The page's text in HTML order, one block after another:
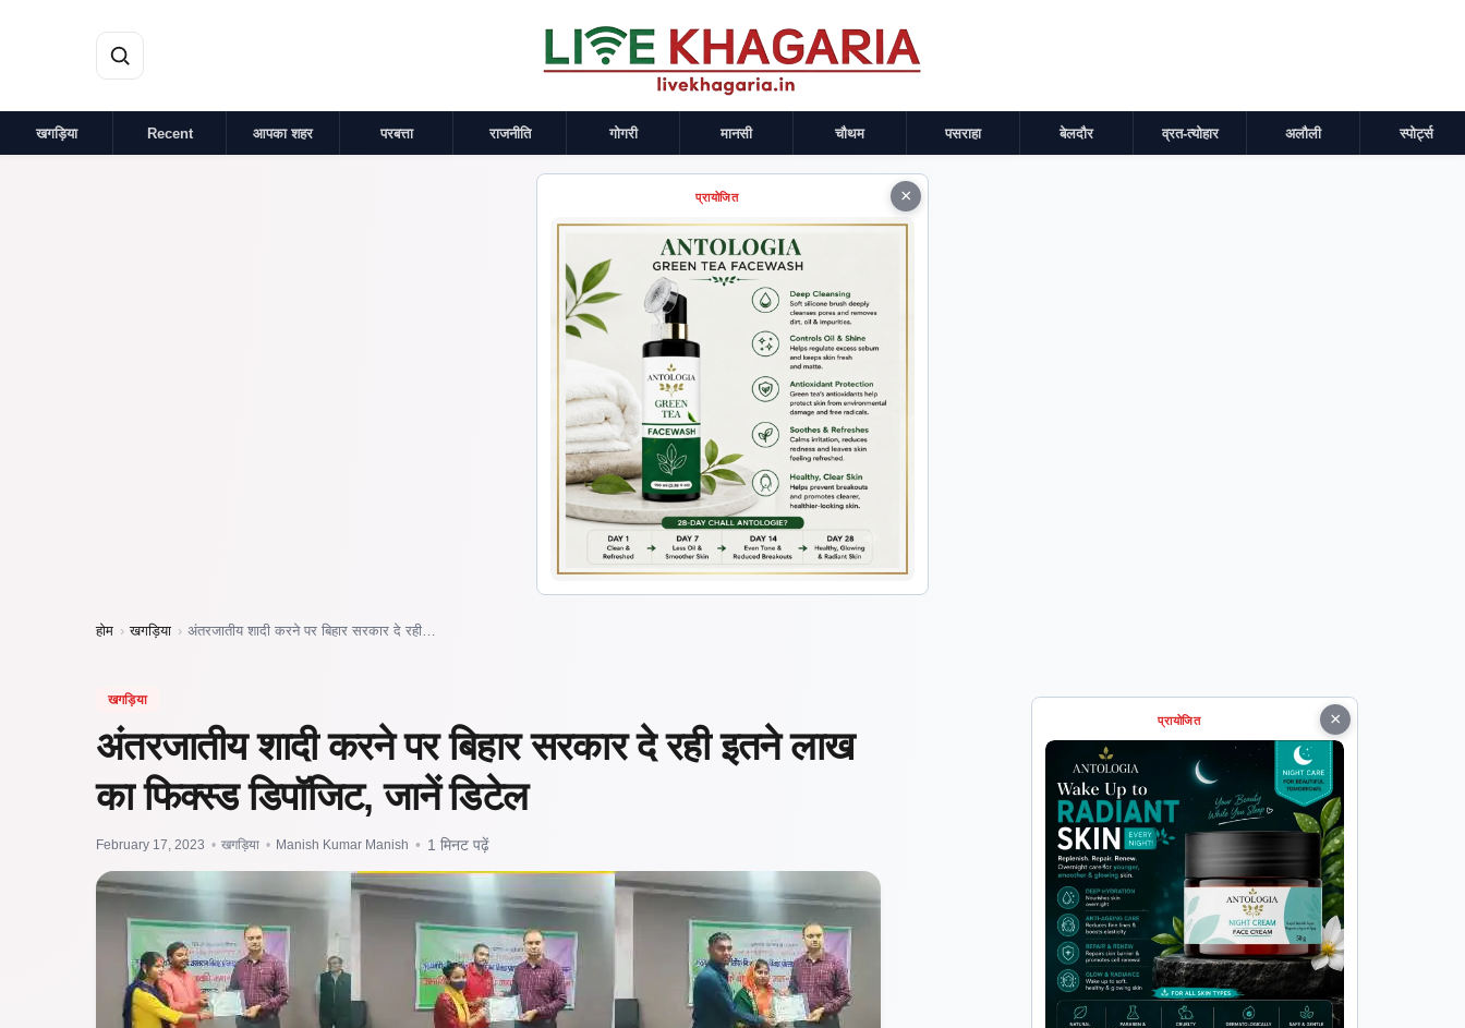
खगड़िया Recent आपका शहर परबत्ता राजनीति गोगरी मानसी चौथम पसराहा बेलदौर व्रत-त्योहार अलौली स्पोर्ट्स
×
प्रायोजित
होम › खगड़िया › अंतरजातीय शादी करने पर बिहार सरकार दे रही…
खगड़िया
अंतरजातीय शादी करने पर बिहार सरकार दे रही इतने लाख
का फिक्स्ड डिपॉजिट, जानें डिटेल
February 17, 2023 • खगड़िया • Manish Kumar Manish • 1 मिनट पढ़ें
×
प्रायोजित